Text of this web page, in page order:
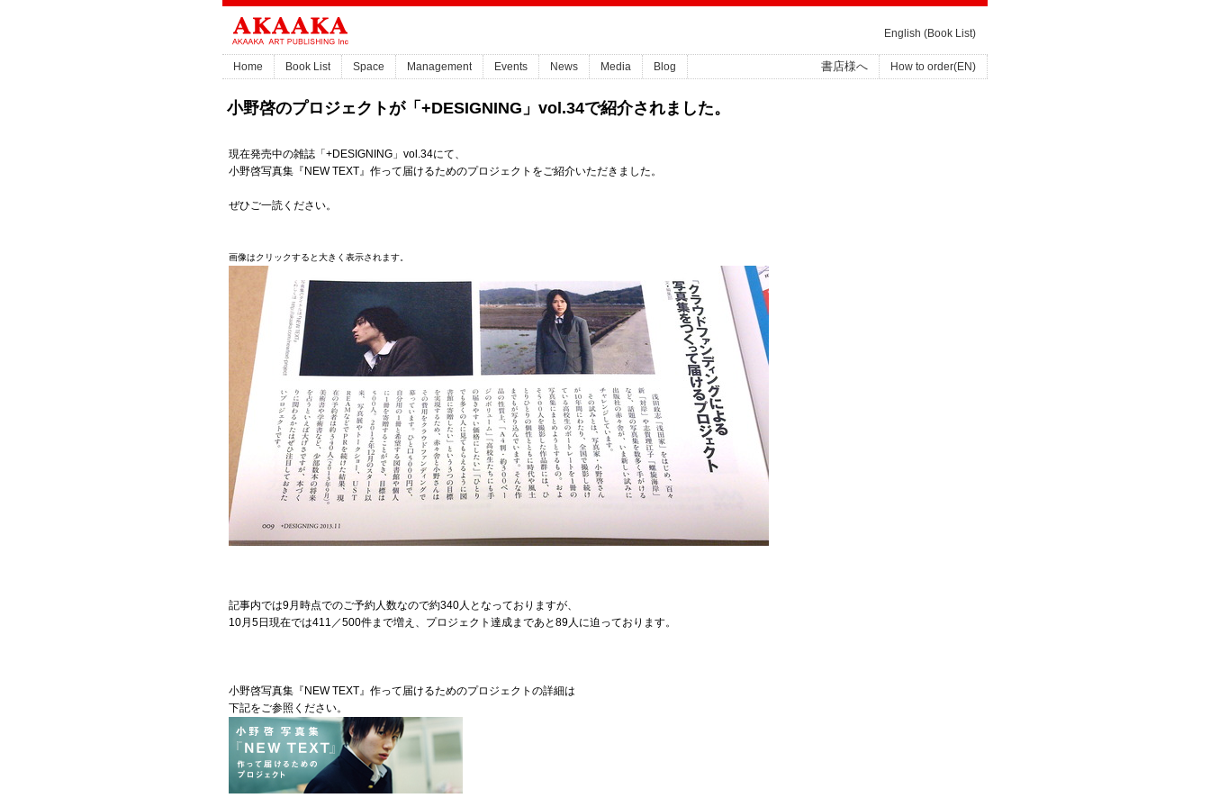
English (Book List)
Home Book List Space Management Events News Media Blog 書店様へ How to order(EN)
小野啓のプロジェクトが「+DESIGNING」vol.34で紹介されました。
現在発売中の雑誌「+DESIGNING」vol.34にて、
小野啓写真集『NEW TEXT』作って届けるためのプロジェクトをご紹介いただきました。
ぜひご一読ください。
画像はクリックすると大きく表示されます。
記事内では9月時点でのご予約人数なので約340人となっておりますが、
10月5日現在では411／500件まで増え、プロジェクト達成まであと89人に迫っております。
小野啓写真集『NEW TEXT』作って届けるためのプロジェクトの詳細は
下記をご参照ください。